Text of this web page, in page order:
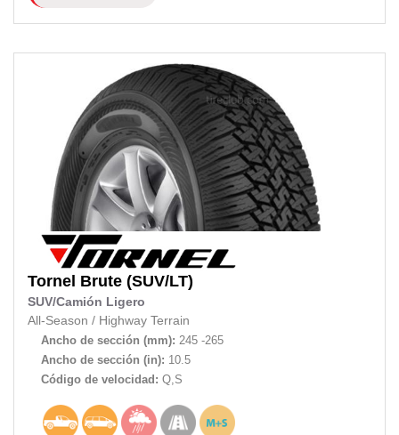
Tornel Brute (SUV/LT)
SUV/Camión Ligero
All-Season / Highway Terrain
Ancho de sección (mm): 245 -265
Ancho de sección (in): 10.5
Código de velocidad: Q,S